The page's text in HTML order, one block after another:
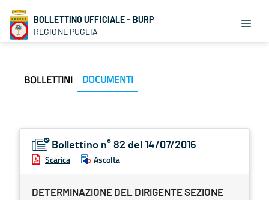
BOLLETTINO UFFICIALE - BURP
REGIONE PUGLIA
BOLLETTINI DOCUMENTI
Bollettino n° 82 del 14/07/2016
Scarica Ascolta
DETERMINAZIONE DEL DIRIGENTE SEZIONE